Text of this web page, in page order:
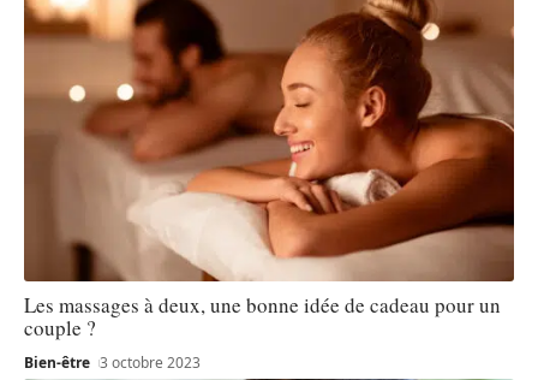
Les massages à deux, une bonne idée de cadeau pour un
couple ?
Bien-être 3 octobre 2023